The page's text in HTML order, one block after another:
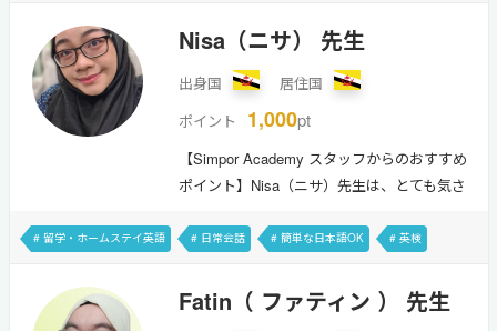
ッスンを利用される方でも安心してご受講頂
けます。Hello and welcome! My name is
Angie, and I am looking forward to meeting
you for our sessions be it for casual daily
English or professional working English.
Convers…
Nisa（ニサ） 先生
出身国
居住国
ポイント
1,000pt
【Simpor Academy スタッフからのおすすめ
ポイント】Nisa（ニサ）先生は、とても気さ
験がある先生なので、初めてのレッスンで緊
きます。リラックスした雰囲気で会話を楽し
みたい方にもおすすめです。Hi there, I'm Nisa
# 留学・ホームステイ英語 # 日常会話 # 簡単な日本語OK # 英検
Fatin（ ファティン ） 先生